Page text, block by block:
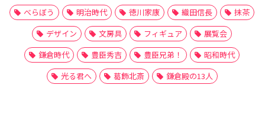
べらぼう
明治時代 徳川家康 織田信長
抹茶
デザイン
文房具 フィギュア
展覧会
鎌倉時代
豊臣秀吉 豊臣兄弟！
昭和時代
光る君へ
葛飾北斎 鎌倉殿の13人